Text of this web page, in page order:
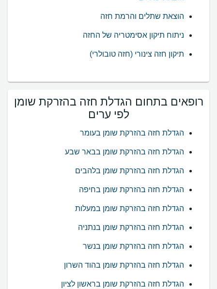
הוצאת שתלים והרמת חזה
ניתוח תיקון אסימטריה של החזה
תיקון חזה צינורי (חזה טובולרי)
רופאים בתחום הגדלת חזה בהזרקת שומן
לפי ערים
הגדלת חזה בהזרקת שומן בעומר
הגדלת חזה בהזרקת שומן בבאר שבע
הגדלת חזה בהזרקת שומן בלהבים
הגדלת חזה בהזרקת שומן בחיפה
הגדלת חזה בהזרקת שומן במעלות
הגדלת חזה בהזרקת שומן בנתניה
הגדלת חזה בהזרקת שומן בנשר
הגדלת חזה בהזרקת שומן בהוד השרון
הגדלת חזה בהזרקת שומן בראשון לציון